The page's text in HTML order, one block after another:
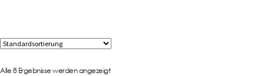
Alle 8 Ergebnisse werden angezeigt